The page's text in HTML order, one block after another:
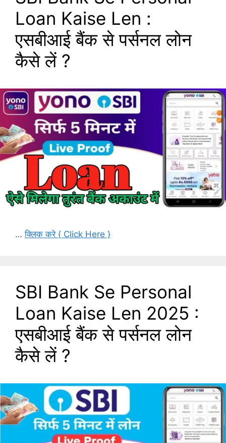
Loan Kaise Len :
एसबीआई बैंक से पर्सनल लोन
कैसे लें ?
…क्लिक करे { Click Here }
SBI Bank Se Personal
Loan Kaise Len 2025 :
एसबीआई बैंक से पर्सनल लोन
कैसे लें ?